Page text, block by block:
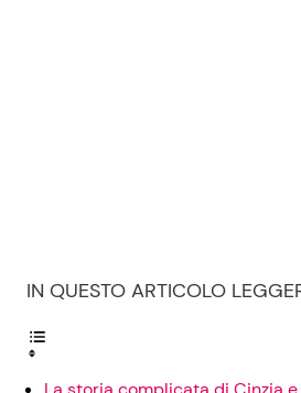
IN QUESTO ARTICOLO